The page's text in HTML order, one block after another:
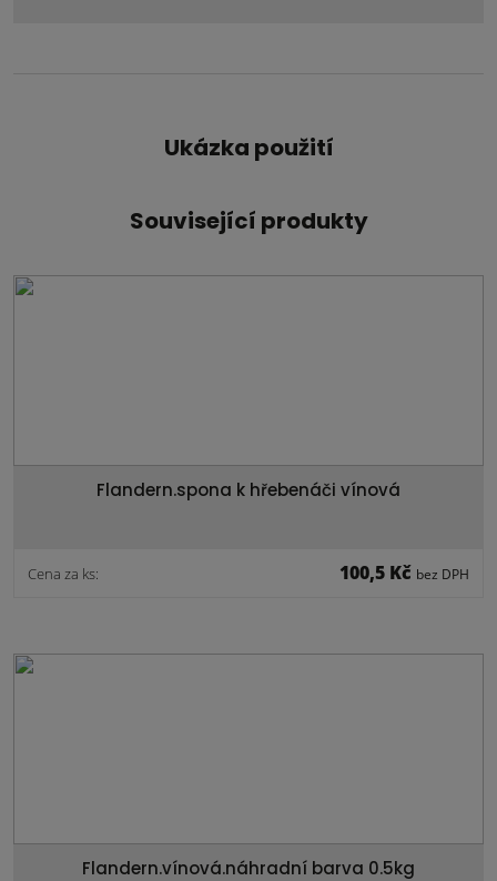
Ukázka použití
Související produkty
Flandern.spona k hřebenáči vínová
Cena za ks: 100,5 Kč bez DPH
Flandern.vínová.náhradní barva 0.5kg